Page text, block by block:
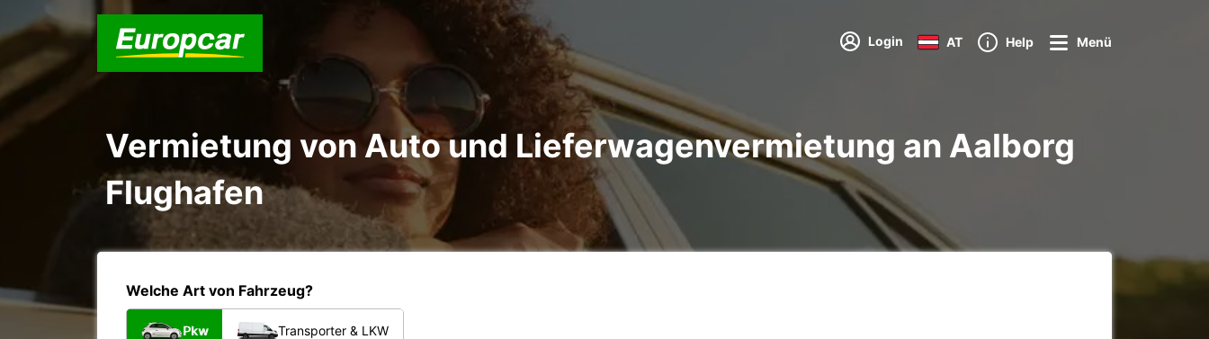
Login AT Help Menü
Vermietung von Auto und Lieferwagenvermietung an Aalborg
Flughafen
Welche Art von Fahrzeug?
Pkw Transporter & LKW